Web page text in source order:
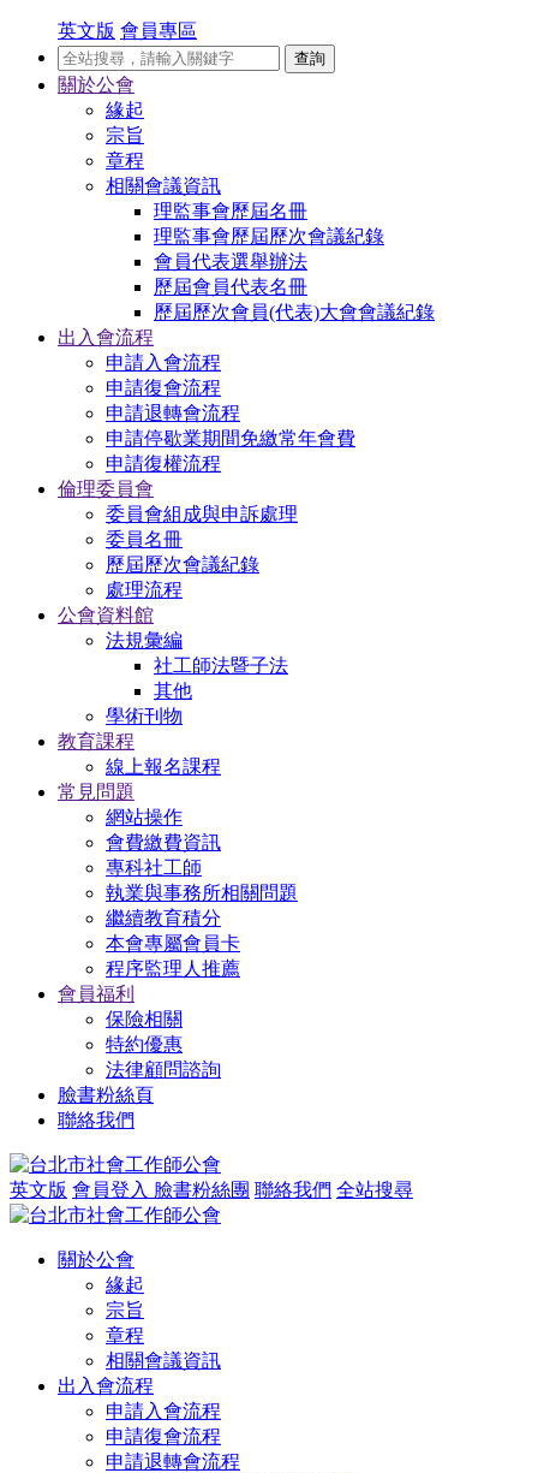
英文版 會員專區
查詢
關於公會
緣起
宗旨
章程
相關會議資訊
理監事會歷屆名冊
理監事會歷屆歷次會議紀錄
會員代表選舉辦法
歷屆會員代表名冊
歷屆歷次會員(代表)大會會議紀錄
出入會流程
申請入會流程
申請復會流程
申請退轉會流程
申請停歇業期間免繳常年會費
申請復權流程
倫理委員會
委員會組成與申訴處理
委員名冊
歷屆歷次會議紀錄
處理流程
公會資料館
法規彙編
社工師法暨子法
其他
學術刊物
教育課程
線上報名課程
常見問題
網站操作
會費繳費資訊
專科社工師
執業與事務所相關問題
繼續教育積分
本會專屬會員卡
程序監理人推薦
會員福利
保險相關
特約優惠
法律顧問諮詢
臉書粉絲頁
聯絡我們
英文版 會員登入 臉書粉絲團 聯絡我們 全站搜尋
關於公會
緣起
宗旨
章程
相關會議資訊
出入會流程
申請入會流程
申請復會流程
申請退轉會流程